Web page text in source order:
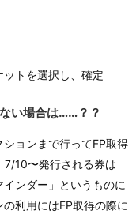
トを選択し、確定
い場合は……？？
ョンまで行ってFP取得
7/10〜発行される券は
インダー」というものに
利用にはFP取得の際に